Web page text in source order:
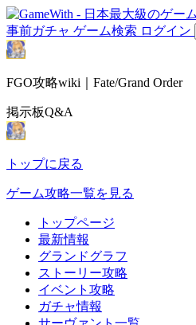
事前ガチャ ゲーム検索 ログイン
FGO攻略wiki｜Fate/Grand Order
掲示板Q&A
トップに戻る
ゲーム攻略一覧を見る
トップページ
最新情報
グランドグラフ
ストーリー攻略
イベント攻略
ガチャ情報